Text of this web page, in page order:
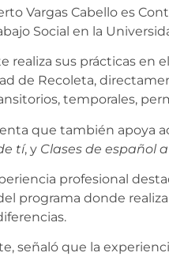
Vargas Cabello es
Social en la
realiza sus prácticas en
de Recoleta,
temporales,
que también apoya
tí, y Clases de español
profesional
programa donde
señaló que la